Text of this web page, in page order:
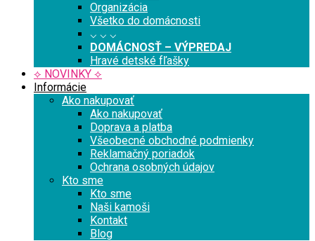
Organizácia
Všetko do domácnosti
⌵ ⌵ ⌵
DOMÁCNOSŤ – VÝPREDAJ
Hravé detské fľašky
⟡ NOVINKY ⟡
Informácie
Ako nakupovať
Ako nakupovať
Doprava a platba
Všeobecné obchodné podmienky
Reklamačný poriadok
Ochrana osobných údajov
Kto sme
Kto sme
Naši kamoši
Kontakt
Blog